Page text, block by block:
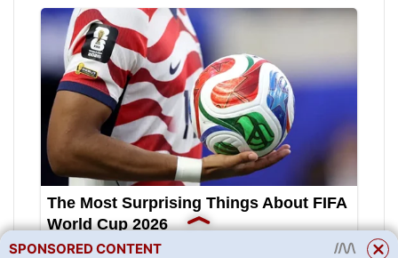
SPONSORED CONTENT